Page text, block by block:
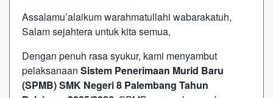
Assalamu’alaikum warahmatullahi wabarakatuh,
Salam sejahtera untuk kita semua,
Dengan penuh rasa syukur, kami menyambut
pelaksanaan Sistem Penerimaan Murid Baru
(SPMB) SMK Negeri 8 Palembang Tahun